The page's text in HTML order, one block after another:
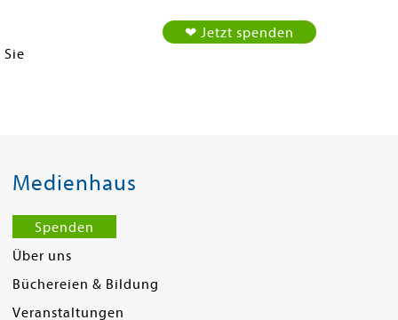
❤ Jetzt spenden
Medienhaus
Spenden
Über uns
Büchereien & Bildung
Veranstaltungen